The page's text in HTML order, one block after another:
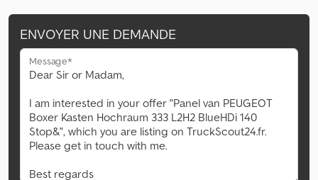
ENVOYER UNE DEMANDE
Message*